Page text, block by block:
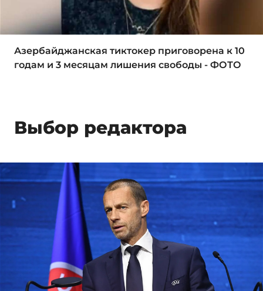
Азербайджанская тиктокер приговорена к 10
годам и 3 месяцам лишения свободы - ФОТО
Выбор редактора